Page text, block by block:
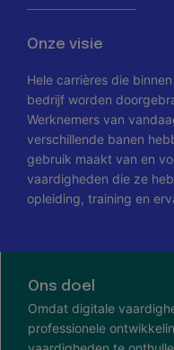
Onze visie
Hele carrières die
bedrijf worden
Werknemers van
verschillende banen
gebruik maakt van en
vaardigheden die ze
opleiding, training en
Ons doel
Omdat digitale
professionele